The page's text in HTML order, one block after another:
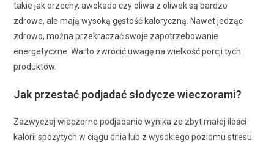
takie jak orzechy, awokado czy oliwa z oliwek są bardzo
zdrowe, ale mają wysoką gęstość kaloryczną. Nawet jedząc
zdrowo, można przekraczać swoje zapotrzebowanie
energetyczne. Warto zwrócić uwagę na wielkość porcji tych
produktów.
Jak przestać podjadać słodycze wieczorami?
Zazwyczaj wieczorne podjadanie wynika ze zbyt małej ilości
kalorii spożytych w ciągu dnia lub z wysokiego poziomu stresu.